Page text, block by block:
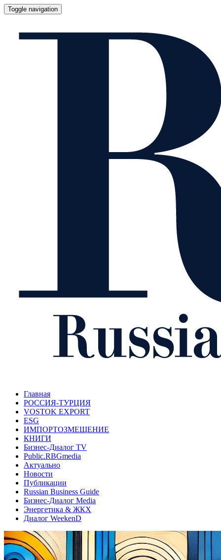
Toggle navigation
Главная
РОССИЯ-ТУРЦИЯ
VOSTOK EXPORT
ESG
ИМПОРТОЗМЕЩЕНИЕ
КНИГИ
Бизнес-Диалог TV
Public.RBGmedia
Актуально
Новости
Публикации
Russian Business Guide
Бизнес-Диалог Media
Энергетика & ЖКХ
Диалог WeekenD